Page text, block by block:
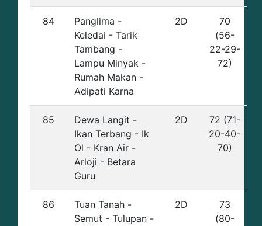
84
Panglima -
Keledai - Tarik
Tambang -
Lampu Minyak -
Rumah Makan -
Adipati Karna
2D
70
(56-
22-29-
72)
85
Dewa Langit -
Ikan Terbang - Ik
Ol - Kran Air -
Arloji - Betara
Guru
2D
72 (71-
20-40-
70)
86
Tuan Tanah -
Semut - Tulupan -
2D
73
(80-